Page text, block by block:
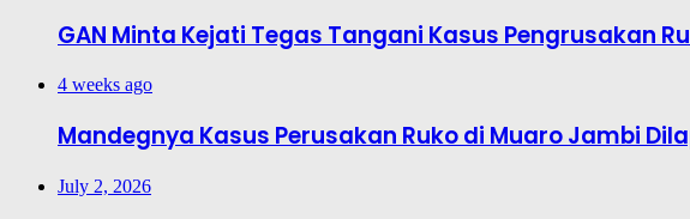
GAN Minta Kejati Tegas Tangani Kasus Pengrusakan
4 weeks ago
Mandegnya Kasus Perusakan Ruko di Muaro Jambi
July 2, 2026